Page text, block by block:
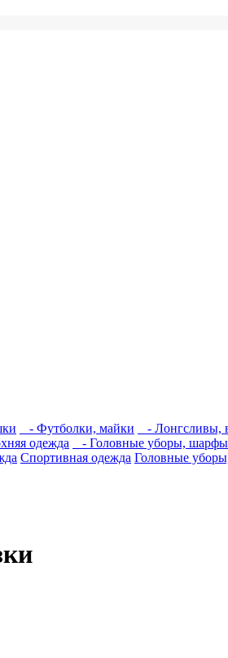
- Футболки, майки - Лонгсливы,
одежда - Головные уборы, шарфы
Спортивная одежда Головные